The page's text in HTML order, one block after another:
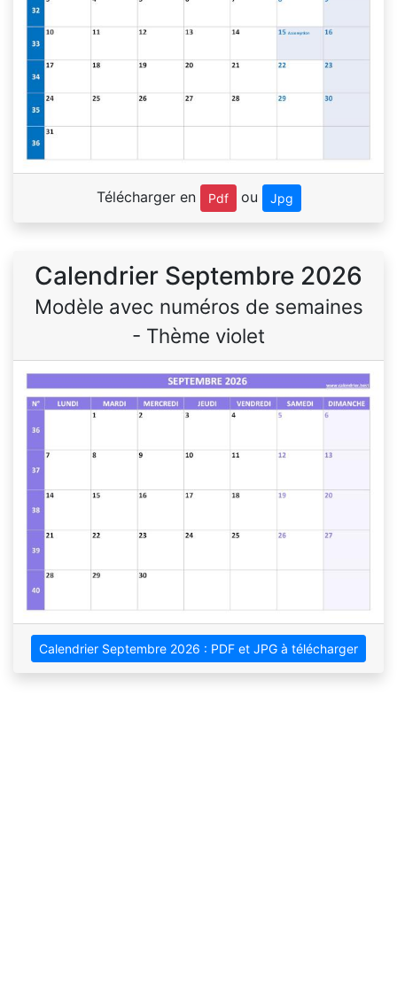
Télécharger en Pdf ou Jpg
Calendrier Septembre 2026
Modèle avec numéros de semaines
- Thème violet
Calendrier Septembre 2026 : PDF et JPG à télécharger